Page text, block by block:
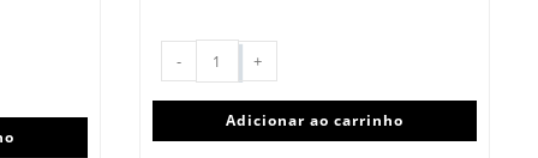
- +
Adicionar ao carrinho